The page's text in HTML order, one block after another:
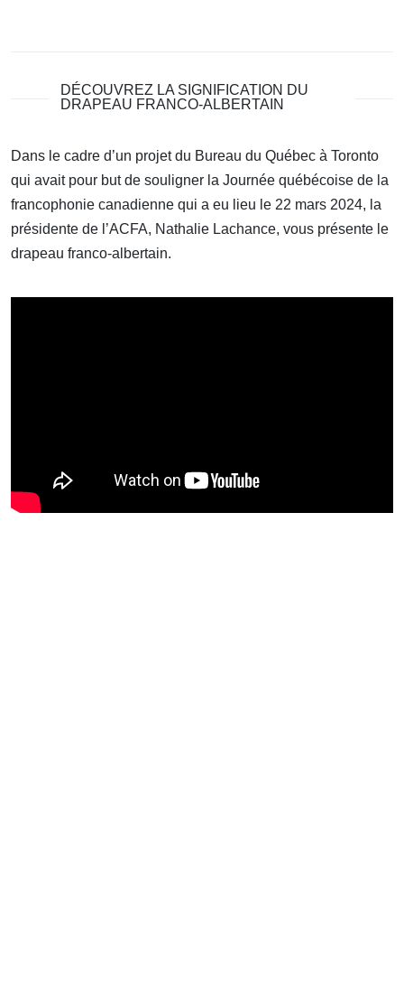
DÉCOUVREZ LA SIGNIFICATION DU
DRAPEAU FRANCO-ALBERTAIN
Dans le cadre d’un projet du Bureau du Québec à Toronto
qui avait pour but de souligner la Journée québécoise de la
francophonie canadienne qui a eu lieu le 22 mars 2024, la
présidente de l’ACFA, Nathalie Lachance, vous présente le
drapeau franco-albertain.